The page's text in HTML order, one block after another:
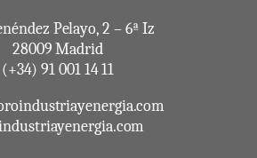
Pelayo, 2 – 6ª Iz
28009 Madrid
(+34) 91 001 14 11